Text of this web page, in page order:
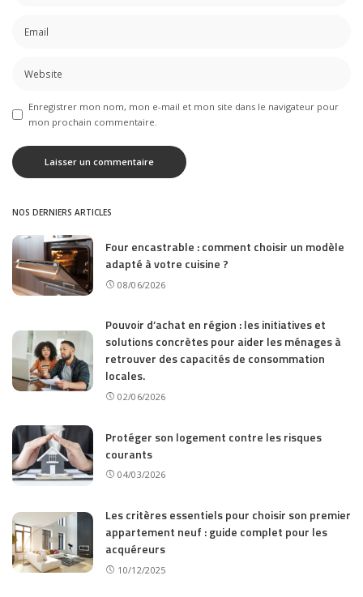
Enregistrer mon nom, mon e-mail et mon site dans le navigateur pour
mon prochain commentaire.
NOS DERNIERS ARTICLES
Four encastrable : comment choisir un modèle
adapté à votre cuisine ?
08/06/2026
Pouvoir d’achat en région : les initiatives et
solutions concrètes pour aider les ménages à
retrouver des capacités de consommation
locales.
02/06/2026
Protéger son logement contre les risques
courants
04/03/2026
Les critères essentiels pour choisir son premier
appartement neuf : guide complet pour les
acquéreurs
10/12/2025